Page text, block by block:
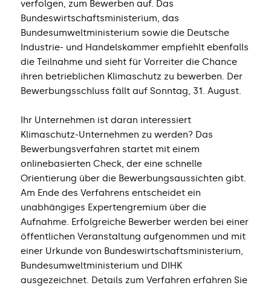
verfolgen, zum Bewerben auf. Das
Bundeswirtschaftsministerium, das
Bundesumweltministerium sowie die Deutsche
Industrie- und Handelskammer empfiehlt ebenfalls
die Teilnahme und sieht für Vorreiter die Chance
ihren betrieblichen Klimaschutz zu bewerben. Der
Bewerbungsschluss fällt auf Sonntag, 31. August.
Ihr Unternehmen ist daran interessiert
Klimaschutz-Unternehmen zu werden? Das
Bewerbungsverfahren startet mit einem
onlinebasierten Check, der eine schnelle
Orientierung über die Bewerbungsaussichten gibt.
Am Ende des Verfahrens entscheidet ein
unabhängiges Expertengremium über die
Aufnahme. Erfolgreiche Bewerber werden bei einer
öffentlichen Veranstaltung aufgenommen und mit
einer Urkunde von Bundeswirtschaftsministerium,
Bundesumweltministerium und DIHK
ausgezeichnet. Details zum Verfahren erfahren Sie